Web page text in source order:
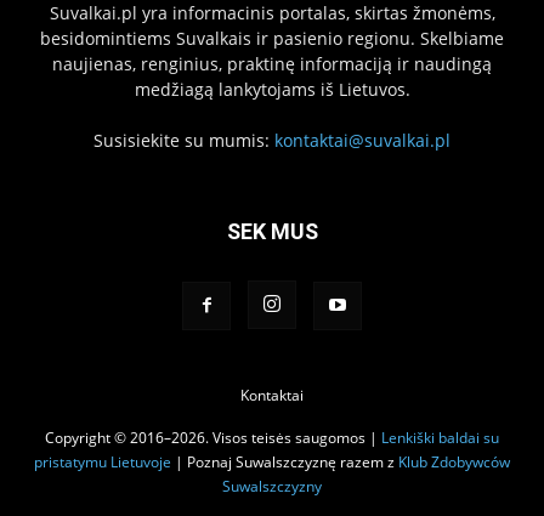
Suvalkai.pl yra informacinis portalas, skirtas žmonėms,
besidomintiems Suvalkais ir pasienio regionu. Skelbiame
naujienas, renginius, praktinę informaciją ir naudingą
medžiagą lankytojams iš Lietuvos.
Susisiekite su mumis: kontaktai@suvalkai.pl
SEK MUS
Kontaktai
Copyright © 2016–2026. Visos teisės saugomos | Lenkiški baldai su
pristatymu Lietuvoje | Poznaj Suwalszczyznę razem z Klub Zdobywców
Suwalszczyzny